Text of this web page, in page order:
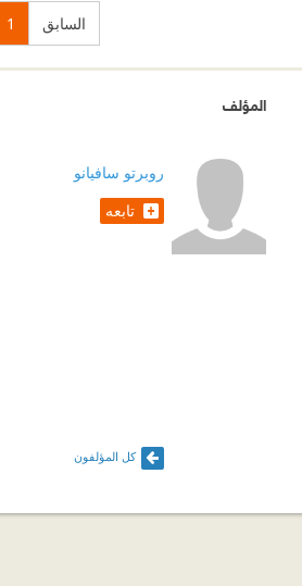
السابق 1
المؤلف
روبرتو سافيانو
تابعه
كل المؤلفون